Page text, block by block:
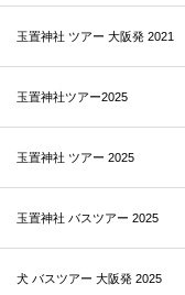
玉置神社 ツアー 大阪発 2021
玉置神社ツアー2025
玉置神社 ツアー 2025
玉置神社 バスツアー 2025
犬 バスツアー 大阪発 2025